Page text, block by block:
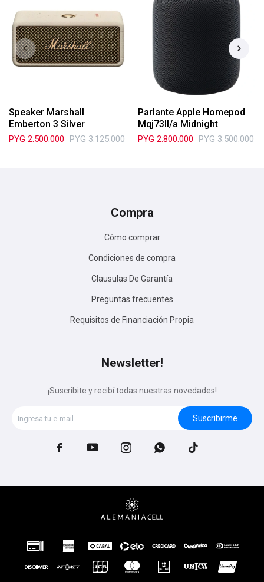
Speaker Marshall
Emberton 3 Silver
PYG 2.500.000 PYG 3.125.000
Parlante Apple Homepod
Mqj73ll/a Midnight
PYG 2.800.000 PYG 3.500.000
Compra
Cómo comprar
Condiciones de compra
Clausulas De Garantía
Preguntas frecuentes
Requisitos de Financiación Propia
Newsletter!
¡Suscribite y recibí todas nuestras novedades!
Suscribirme
    